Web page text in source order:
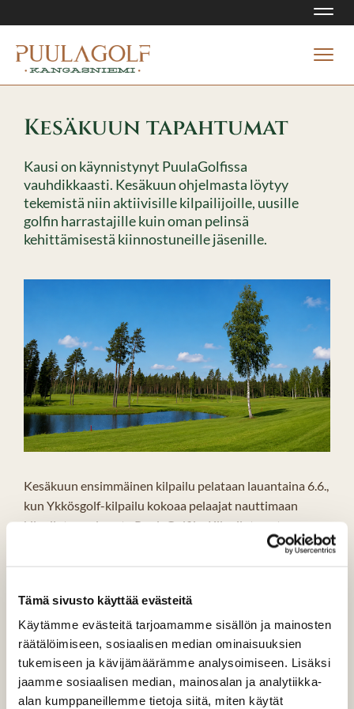
Tämä sivusto käyttää evästeitä
Käytämme evästeitä tarjoamamme sisällön ja mainosten
räätälöimiseen, sosiaalisen median ominaisuuksien
tukemiseen ja kävijämäärämme analysoimiseen. Lisäksi
jaamme sosiaalisen median, mainosalan ja analytiikka-
alan kumppaneillemme tietoja siitä, miten käytät
Kesäkuun tapahtumat
Kausi on käynnistynyt PuulaGolfissa
vauhdikkaasti. Kesäkuun ohjelmasta löytyy
tekemistä niin aktiivisille kilpailijoille, uusille
golfin harrastajille kuin oman pelinsä
kehittämisestä kiinnostuneille jäsenille.
Kesäkuun ensimmäinen kilpailu pelataan lauantaina 6.6.,
kun Ykkösgolf-kilpailu kokoaa pelaajat nauttimaan
kilpailutunnelmasta PuulaGolfiin. Kilpailut ovat
erinomainen tapa haastaa itseään, tavata muita pelaajia
Sunnuntaina 14.6. järjestetään kaksi opetustapahtumaa.
jäsenopetukseen, jossa käydään läpi pelaamista ja
harjoittelua rennossa ilmapiirissä. Päivän aikana
järjestetään myös alkeiskurssi, joka tarjoaa matalan
kynnyksen mahdollisuuden tutustua golfiin ensimmäistä